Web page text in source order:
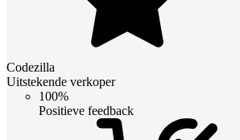
Codezilla
Uitstekende verkoper
100%
Positieve feedback